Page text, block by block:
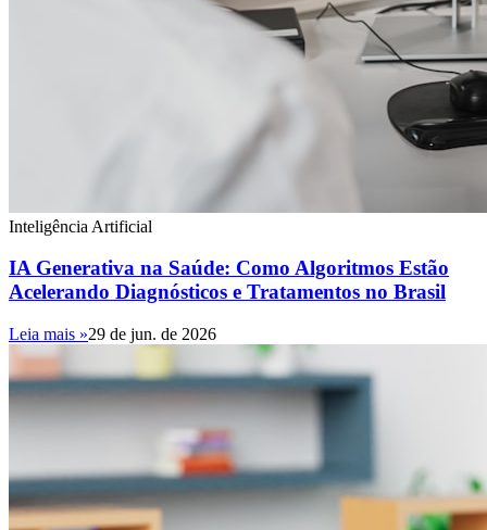
Inteligência Artificial
IA Generativa na Saúde: Como Algoritmos Estão
Acelerando Diagnósticos e Tratamentos no Brasil
Leia mais »29 de jun. de 2026